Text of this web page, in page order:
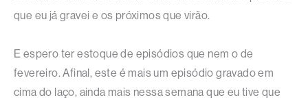
que eu já gravei e os próximos que virão.
E espero ter estoque de episódios que nem o de
fevereiro. Afinal, este é mais um episódio gravado em
cima do laço, ainda mais nessa semana que eu tive que